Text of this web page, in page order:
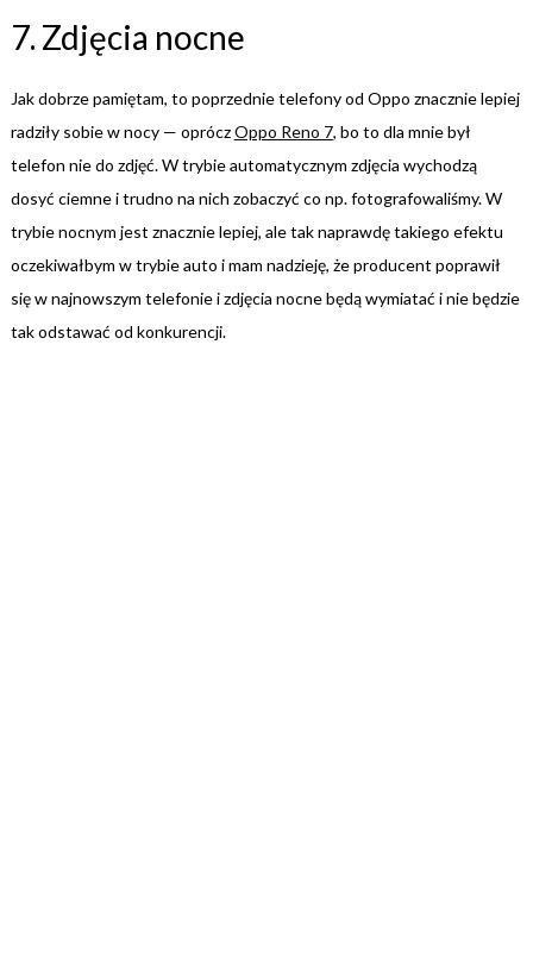
7. Zdjęcia nocne
Jak dobrze pamiętam, to poprzednie telefony od Oppo znacznie lepiej
radziły sobie w nocy — opróczOppo Reno 7, bo to dla mnie był
telefon nie do zdjęć. W trybie automatycznym zdjęcia wychodzą
dosyć ciemne i trudno na nich zobaczyć co np. fotografowaliśmy. W
trybie nocnym jest znacznie lepiej, ale tak naprawdę takiego efektu
oczekiwałbym w trybie auto i mam nadzieję, że producent poprawił
się w najnowszym telefonie i zdjęcia nocne będą wymiatać i nie będzie
tak odstawać od konkurencji.